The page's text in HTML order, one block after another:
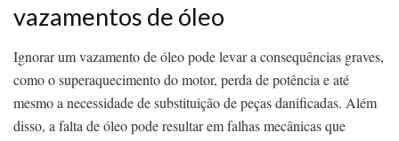
vazamentos de óleo
Ignorar um vazamento de óleo pode levar a consequências graves,
como o superaquecimento do motor, perda de potência e até
mesmo a necessidade de substituição de peças danificadas. Além
disso, a falta de óleo pode resultar em falhas mecânicas que